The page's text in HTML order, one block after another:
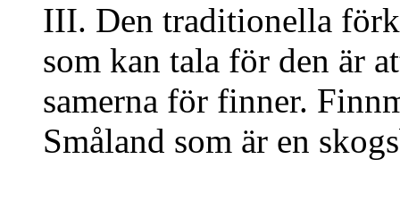
III. Den traditionella
som kan tala för den är
samerna för finner.
Småland som är en